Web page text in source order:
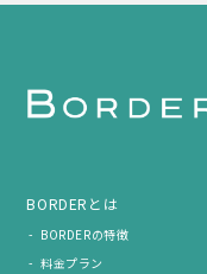
BORDERとは
BORDERの特徴
料金プラン